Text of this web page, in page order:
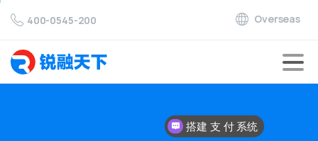
400-0545-200 Overseas
对接 支 付 通道